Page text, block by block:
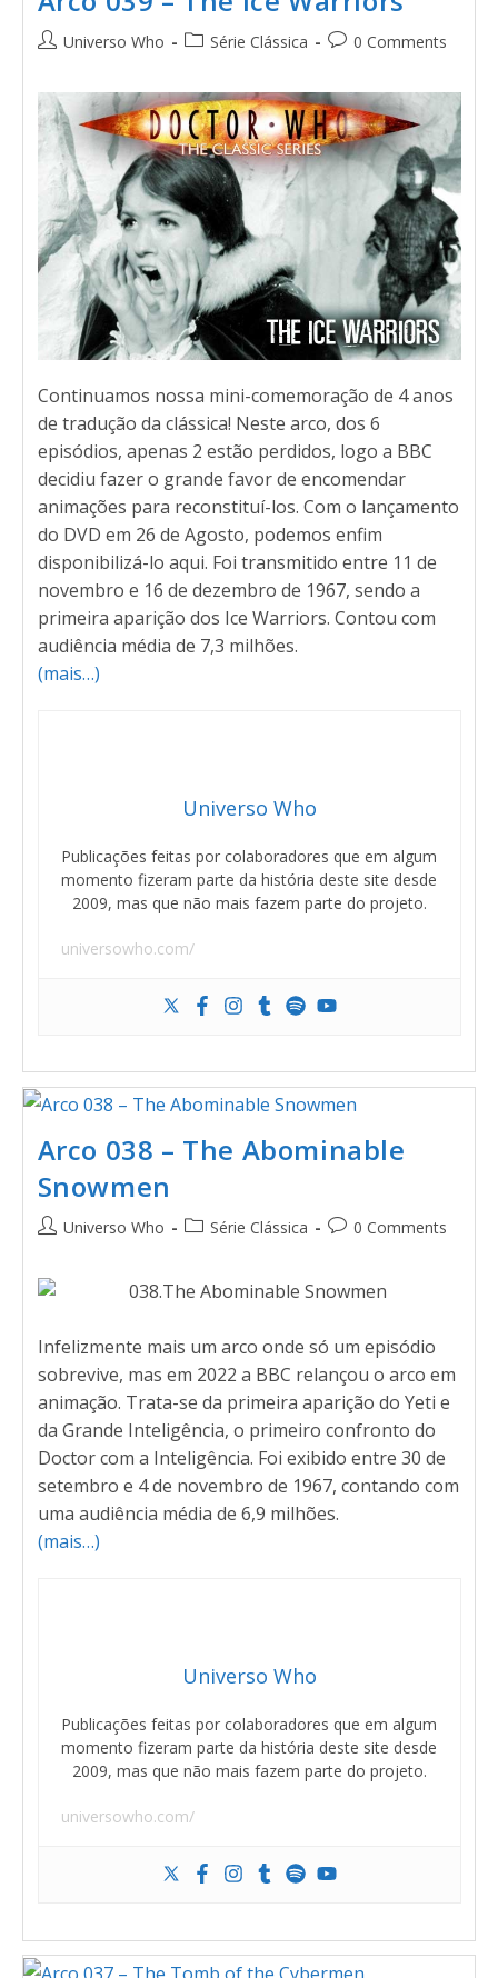
Universo Who Série Clássica 0 Comments
Continuamos nossa mini-comemoração de 4 anos
de tradução da clássica! Neste arco, dos 6
episódios, apenas 2 estão perdidos, logo a BBC
decidiu fazer o grande favor de encomendar
animações para reconstituí-los. Com o lançamento
do DVD em 26 de Agosto, podemos enfim
disponibilizá-lo aqui. Foi transmitido entre 11 de
novembro e 16 de dezembro de 1967, sendo a
primeira aparição dos Ice Warriors. Contou com
audiência média de 7,3 milhões.
(mais…)
Universo Who
Publicações feitas por colaboradores que em algum
momento fizeram parte da história deste site desde
2009, mas que não mais fazem parte do projeto.
universowho.com/
Arco 038 – The Abominable
Snowmen
Universo Who Série Clássica 0 Comments
Infelizmente mais um arco onde só um episódio
sobrevive, mas em 2022 a BBC relançou o arco em
animação. Trata-se da primeira aparição do Yeti e
da Grande Inteligência, o primeiro confronto do
Doctor com a Inteligência. Foi exibido entre 30 de
setembro e 4 de novembro de 1967, contando com
uma audiência média de 6,9 milhões.
(mais…)
Universo Who
Publicações feitas por colaboradores que em algum
momento fizeram parte da história deste site desde
2009, mas que não mais fazem parte do projeto.
universowho.com/